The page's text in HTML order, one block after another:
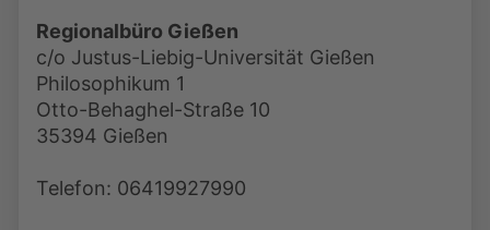
Regionalbüro Gießen
c/o Justus-Liebig-Universität Gießen
Philosophikum 1
Otto-Behaghel-Straße 10
35394 Gießen
Telefon: 06419927990